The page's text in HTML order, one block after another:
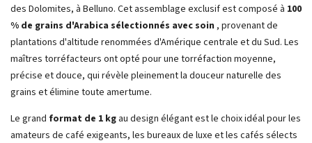
des Dolomites, à Belluno. Cet assemblage exclusif est composé à 100
% de grains d'Arabica sélectionnés avec soin , provenant de
plantations d'altitude renommées d'Amérique centrale et du Sud. Les
maîtres torréfacteurs ont opté pour une torréfaction moyenne,
précise et douce, qui révèle pleinement la douceur naturelle des
grains et élimine toute amertume.
Le grand format de 1 kg au design élégant est le choix idéal pour les
amateurs de café exigeants, les bureaux de luxe et les cafés sélects